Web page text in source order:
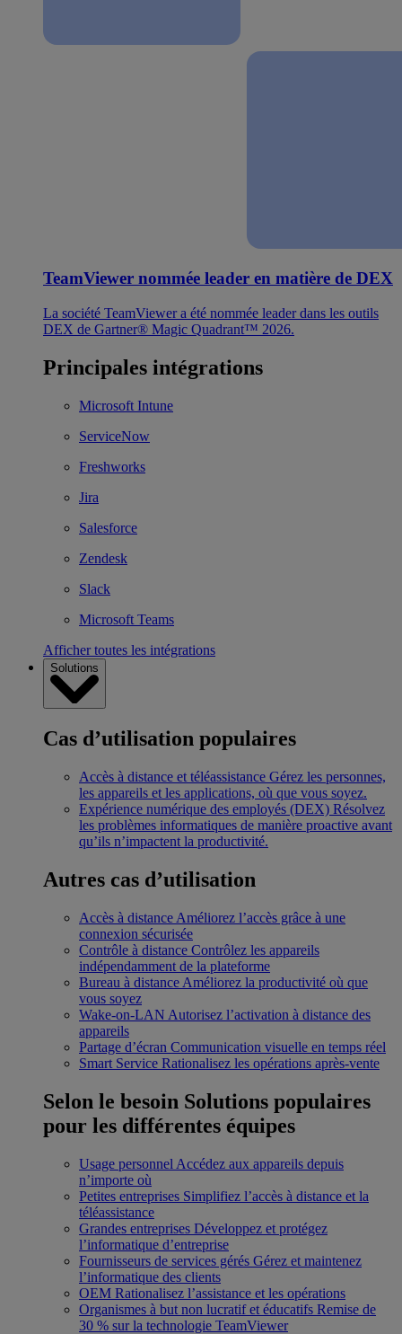
TeamViewer nommée leader en matière de DEX
La société TeamViewer a été nommée leader dans les outils
DEX de Gartner® Magic Quadrant™ 2026.
Principales intégrations
Microsoft Intune
ServiceNow
Freshworks
Jira
Salesforce
Zendesk
Slack
Microsoft Teams
Afficher toutes les intégrations
Solutions
Cas d’utilisation populaires
Accès à distance et téléassistance Gérez les personnes,
les appareils et les applications, où que vous soyez.
Expérience numérique des employés (DEX) Résolvez
les problèmes informatiques de manière proactive avant
qu’ils n’impactent la productivité.
Autres cas d’utilisation
Accès à distance Améliorez l’accès grâce à une
connexion sécurisée
Contrôle à distance Contrôlez les appareils
indépendamment de la plateforme
Bureau à distance Améliorez la productivité où que
vous soyez
Wake-on-LAN Autorisez l’activation à distance des
appareils
Partage d’écran Communication visuelle en temps réel
Smart Service Rationalisez les opérations après-vente
Selon le besoin Solutions populaires
pour les différentes équipes
Usage personnel Accédez aux appareils depuis
n’importe où
Petites entreprises Simplifiez l’accès à distance et la
téléassistance
Grandes entreprises Développez et protégez
l’informatique d’entreprise
Fournisseurs de services gérés Gérez et maintenez
l’informatique des clients
OEM Rationalisez l’assistance et les opérations
Organismes à but non lucratif et éducatifs Remise de
30 % sur la technologie TeamViewer